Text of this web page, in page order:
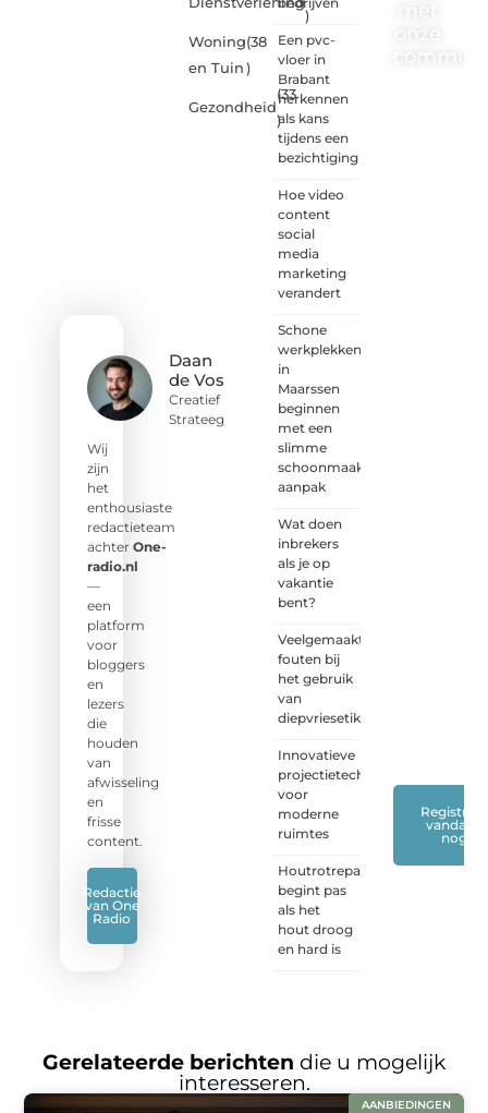
Daan
de Vos
Creatief
Strateeg
Wij
zijn
het
enthousiaste
redactieteam
achter One-
radio.nl
—
een
platform
voor
bloggers
en
lezers
die
houden
van
afwisseling
en
frisse
content.
Redactie
van One
Radio
)
Woning
en Tuin
(38
)
Gezondheid
(33
)
Een pvc-
vloer in
Brabant
herkennen
als kans
tijdens een
bezichtiging
Hoe video
content
social
media
marketing
verandert
Schone
werkplekken
in
Maarssen
beginnen
met een
slimme
schoonmaak
aanpak
Wat doen
inbrekers
als je op
vakantie
bent?
Veelgemaakte
fouten bij
het gebruik
van
diepvriesetiketten
Innovatieve
projectietechnieken
voor
moderne
ruimtes
Houtrotreparatie
begint pas
als het
hout droog
en hard is
Registreer
vandaag
nog
Gerelateerde berichten die u mogelijk
interesseren.
AANBIEDINGEN